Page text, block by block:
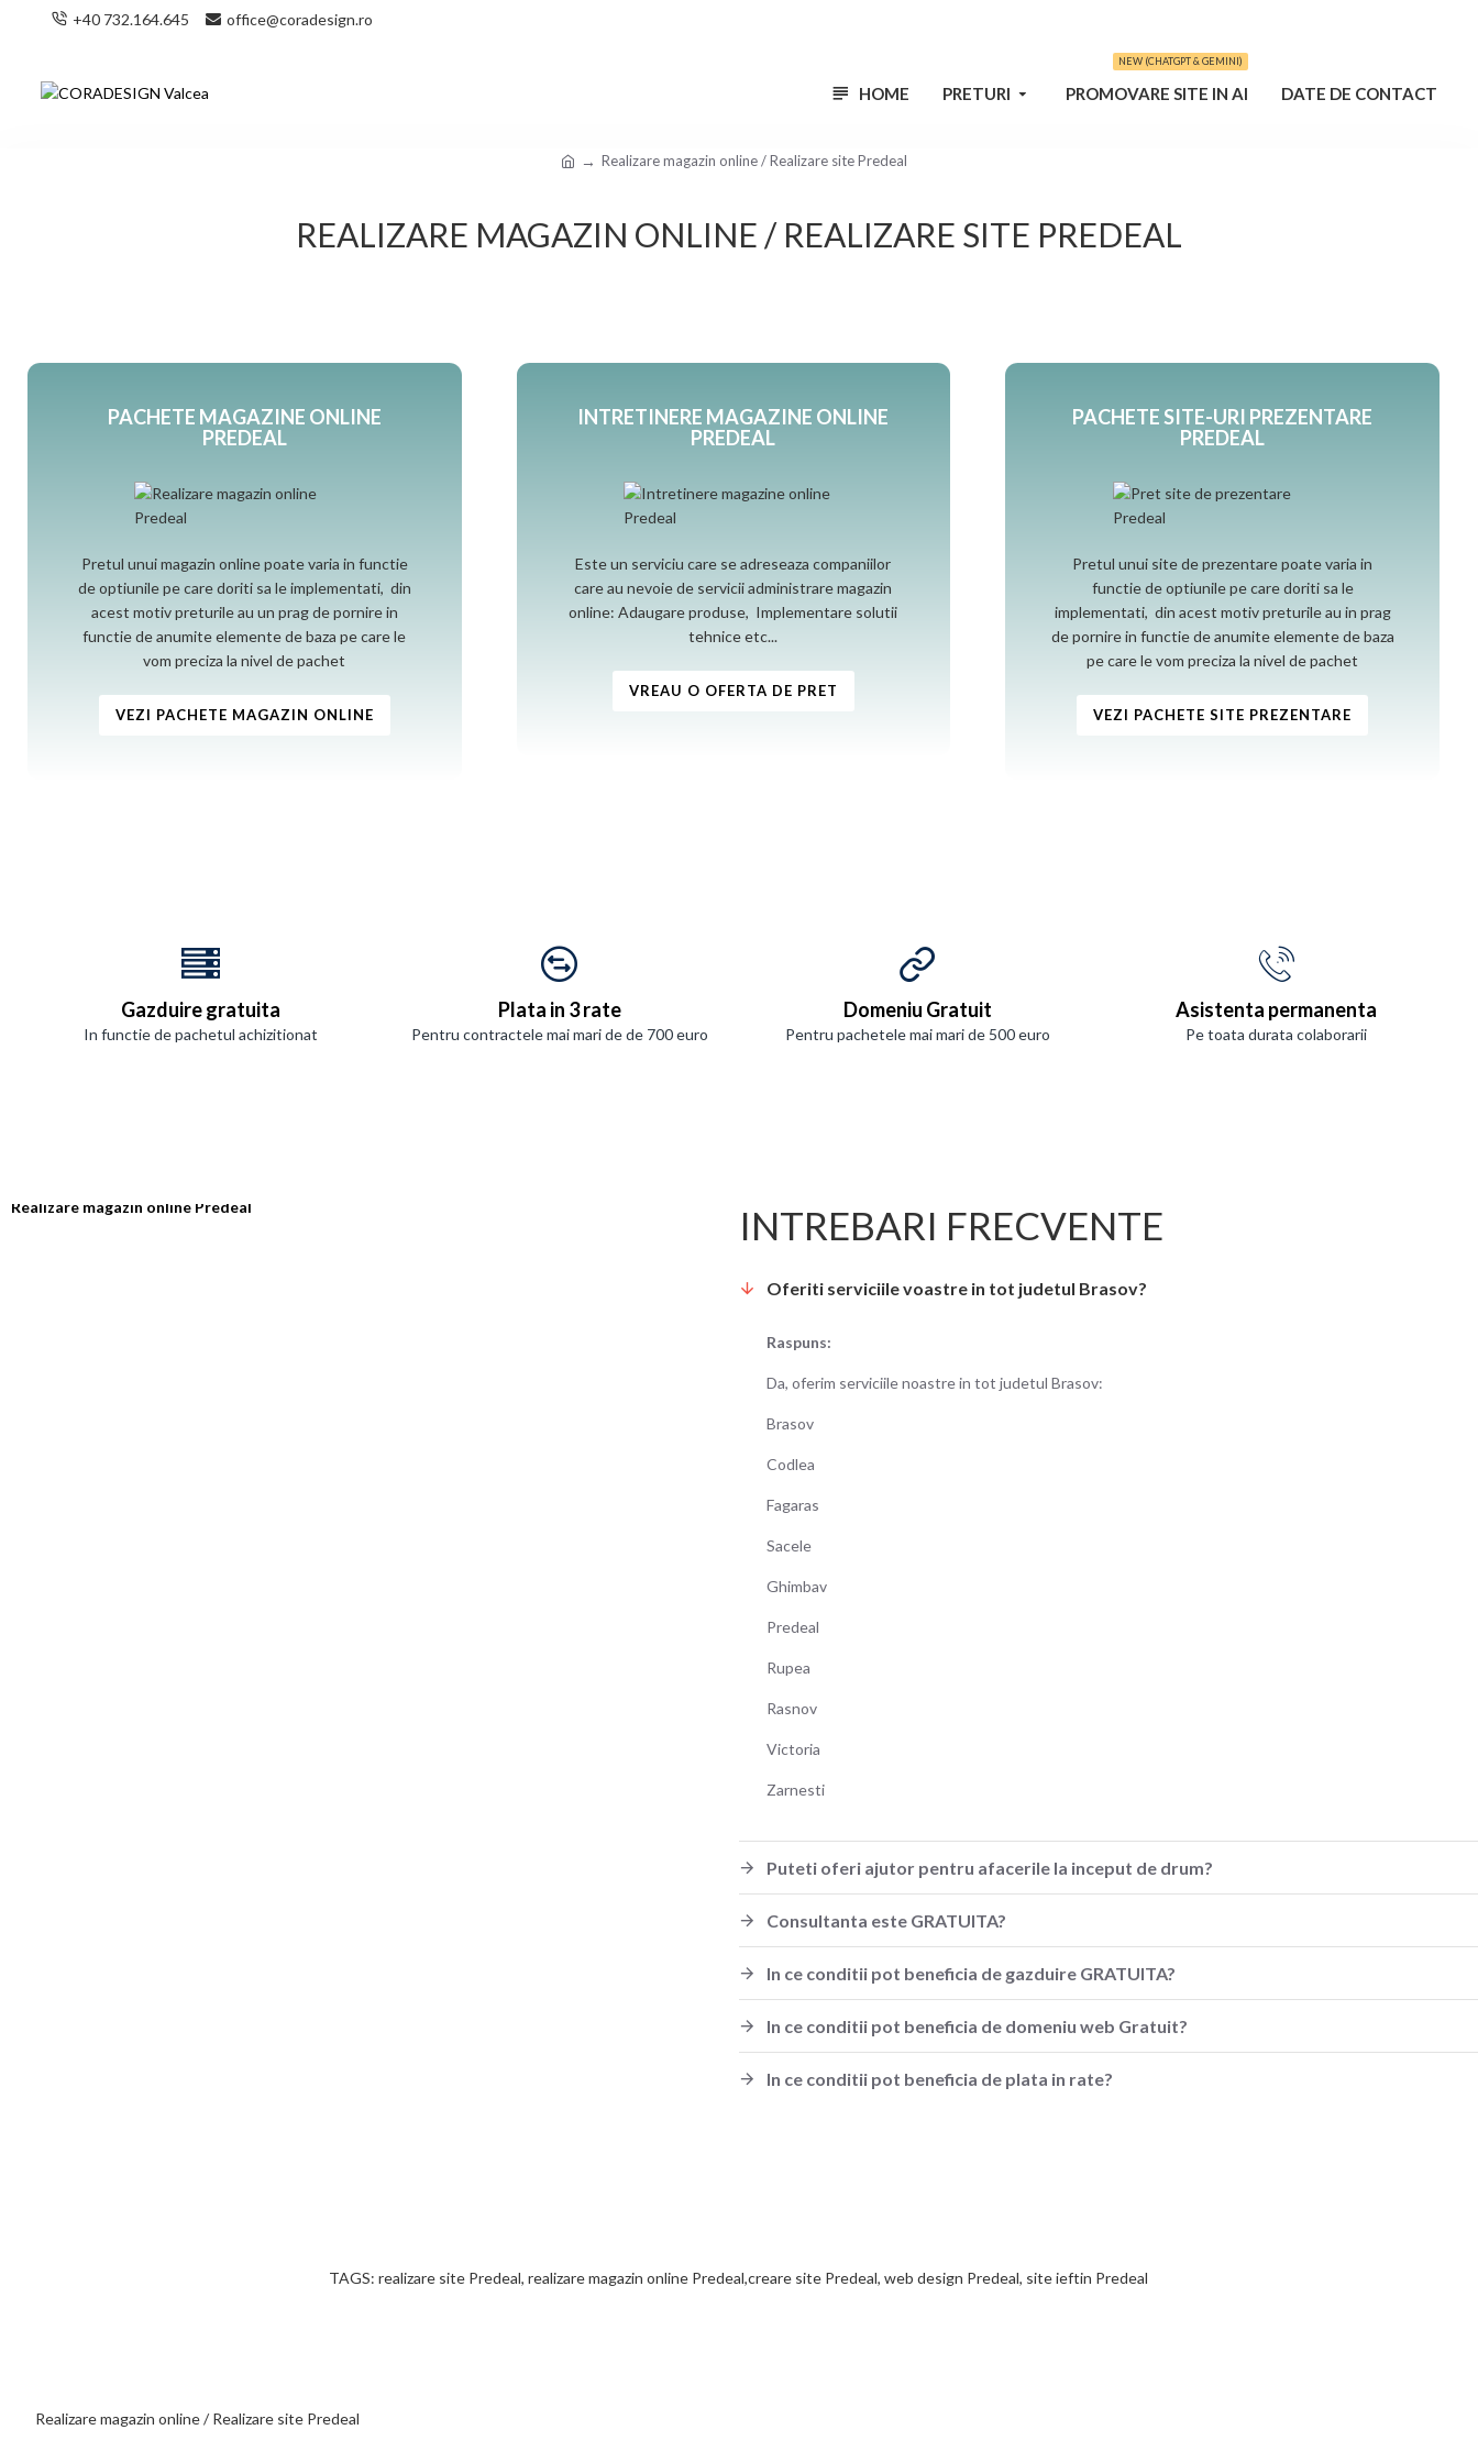
+40 732.164.645 office@coradesign.ro
HOME PRETURI PROMOVARE SITE IN AI
NEW (CHATGPT & GEMINI)
DATE DE CONTACT
Realizare magazin online / Realizare site Predeal
REALIZARE MAGAZIN ONLINE / REALIZARE SITE PREDEAL
PACHETE MAGAZINE ONLINE
PREDEAL
Pretul unui magazin online poate varia in functie
de optiunile pe care doriti sa le implementati, din
acest motiv preturile au un prag de pornire in
functie de anumite elemente de baza pe care le
vom preciza la nivel de pachet
VEZI PACHETE MAGAZIN ONLINE
INTRETINERE MAGAZINE ONLINE
PREDEAL
Este un serviciu care se adreseaza companiilor
care au nevoie de servicii administrare magazin
online: Adaugare produse, Implementare solutii
tehnice etc...
VREAU O OFERTA DE PRET
PACHETE SITE-URI PREZENTARE
PREDEAL
Pretul unui site de prezentare poate varia in
functie de optiunile pe care doriti sa le
implementati, din acest motiv preturile au in prag
de pornire in functie de anumite elemente de baza
pe care le vom preciza la nivel de pachet
VEZI PACHETE SITE PREZENTARE
Gazduire gratuita
In functie de pachetul achizitionat
Plata in 3 rate
Pentru contractele mai mari de de 700 euro
Domeniu Gratuit
Pentru pachetele mai mari de 500 euro
Asistenta permanenta
Pe toata durata colaborarii
Realizare magazin online Predeal INTREBARI FRECVENTE
Oferiti serviciile voastre in tot judetul Brasov?
Raspuns:
Da, oferim serviciile noastre in tot judetul Brasov:
Brasov
Codlea
Fagaras
Sacele
Ghimbav
Predeal
Rupea
Rasnov
Victoria
Zarnesti
Puteti oferi ajutor pentru afacerile la inceput de drum?
Consultanta este GRATUITA?
In ce conditii pot beneficia de gazduire GRATUITA?
In ce conditii pot beneficia de domeniu web Gratuit?
In ce conditii pot beneficia de plata in rate?
TAGS: realizare site Predeal, realizare magazin online Predeal,creare site Predeal, web design Predeal, site ieftin Predeal
Realizare magazin online / Realizare site Predeal